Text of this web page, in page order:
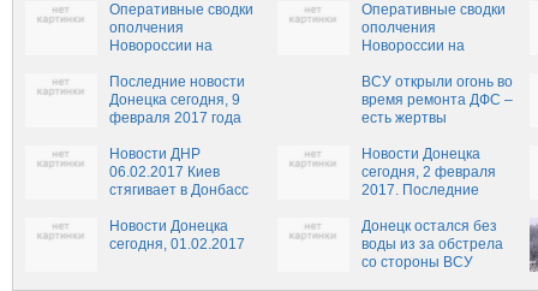
Новороссии на 26
февраля
Оперативные сводки
ополчения
Новороссии на
Оперативные сводки
ополчения
Новороссии на
Последние новости
Донецка сегодня, 9
февраля 2017 года
ВСУ открыли огонь во
время ремонта ДФС –
есть жертвы
Новости ДНР
06.02.2017 Киев
стягивает в Донбасс
Новости Донецка
сегодня, 2 февраля
2017. Последние
сейчас
Новости Донецка
сегодня, 01.02.2017
Донецк остался без
воды из за обстрела
со стороны ВСУ